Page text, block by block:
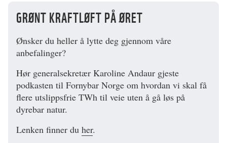
GRØNT KRAFTLØFT PÅ ØRET
Ønsker du heller å lytte deg gjennom våre
anbefalinger?
Hør generalsekretær Karoline Andaur gjeste
podkasten til Fornybar Norge om hvordan vi skal få
flere utslippsfrie TWh til veie uten å gå løs på
dyrebar natur.
Lenken finner du her.